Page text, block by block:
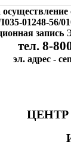
01248-56/
запись
тел. 8-
эл. адрес -
И